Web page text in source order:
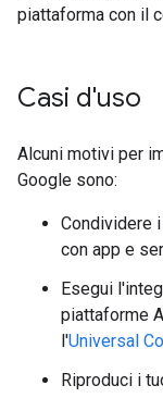
piattaforma con il
Casi d'uso
Alcuni motivi per
Google sono:
Condividere
con app e
Esegui
piattaforme
l'Universal
Riproduci i